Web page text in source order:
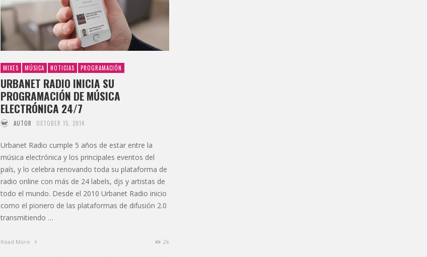
MIXES MÚSICA NOTICIAS PROGRAMACIÓN
URBANET RADIO INICIA SU
PROGRAMACIÓN DE MÚSICA
ELECTRÓNICA 24/7
AUTOR OCTOBER 15, 2014
Urbanet Radio cumple 5 años de estar entre la
música electrónica y los principales eventos del
país, y lo celebra renovando toda su plataforma de
radio online con más de 24 labels, djs y artistas de
todo el mundo. Desde el 2010 Urbanet Radio inicio
como el pionero de las plataformas de difusión 2.0
transmitiendo …
Read More 2k